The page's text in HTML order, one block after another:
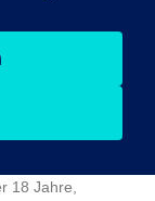
18 Jahre,